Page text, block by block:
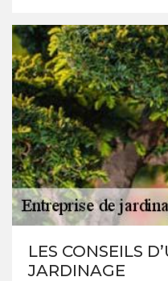
LES CONSEILS
JARDINAGE